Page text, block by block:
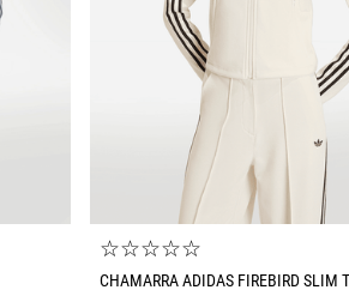
☆☆☆☆☆
CHAMARRA ADIDAS FIREBIRD SLIM